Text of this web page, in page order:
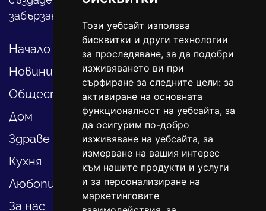
Този уебсайт използва
бисквитки и други технологии
за проследяване, за да подобри
изживяването ви при
сърфиране за следните цели: за
активиране на основната
функционалност на уебсайта, за
да осигурим по-добро
изживяване на уебсайта, за
измерване на вашия интерес
към нашите продукти и услуги
и за персонализиране на
маркетинговите
забързан свят.
Начало
Новини
Общество
Дом
Здраве
Кухня
Любопитно
За нас